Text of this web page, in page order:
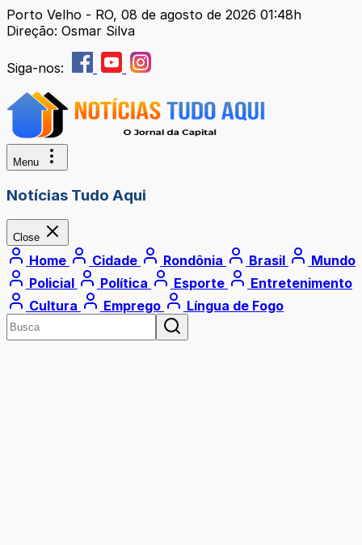
Porto Velho - RO, 08 de agosto de 2026 01:48h
Direção: Osmar Silva
Siga-nos:
Menu
Notícias Tudo Aqui
Close
Home Cidade Rondônia Brasil
Mundo
Policial
Política Esporte
Entretenimento
Cultura
Emprego Língua de Fogo